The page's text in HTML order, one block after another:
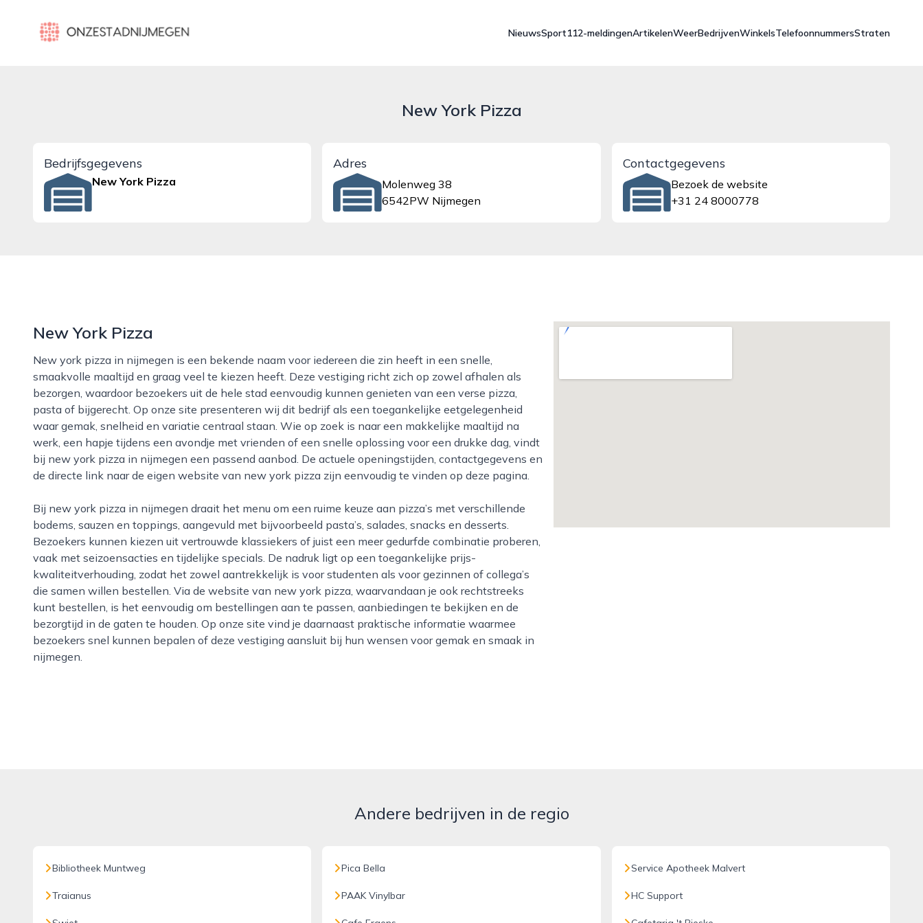
onzestadnijmegen.nl
NieuwsSport112-meldingenArtikelenWeerBedrijvenWinkelsTelefoonnummersStraten
New York Pizza
Bedrijfsgegevens
New York Pizza
Adres
Molenweg 38
6542PW Nijmegen
Contactgegevens
Bezoek de website
+31 24 8000778
New York Pizza
New york pizza in nijmegen is een bekende naam voor iedereen die zin heeft in een snelle,
smaakvolle maaltijd en graag veel te kiezen heeft. Deze vestiging richt zich op zowel afhalen als
bezorgen, waardoor bezoekers uit de hele stad eenvoudig kunnen genieten van een verse pizza,
pasta of bijgerecht. Op onze site presenteren wij dit bedrijf als een toegankelijke eetgelegenheid
waar gemak, snelheid en variatie centraal staan. Wie op zoek is naar een makkelijke maaltijd na
werk, een hapje tijdens een avondje met vrienden of een snelle oplossing voor een drukke dag, vindt
bij new york pizza in nijmegen een passend aanbod. De actuele openingstijden, contactgegevens en
de directe link naar de eigen website van new york pizza zijn eenvoudig te vinden op deze pagina.
Bij new york pizza in nijmegen draait het menu om een ruime keuze aan pizza’s met verschillende
bodems, sauzen en toppings, aangevuld met bijvoorbeeld pasta’s, salades, snacks en desserts.
Bezoekers kunnen kiezen uit vertrouwde klassiekers of juist een meer gedurfde combinatie proberen,
vaak met seizoensacties en tijdelijke specials. De nadruk ligt op een toegankelijke prijs-
kwaliteitverhouding, zodat het zowel aantrekkelijk is voor studenten als voor gezinnen of collega’s
die samen willen bestellen. Via de website van new york pizza, waarvandaan je ook rechtstreeks
kunt bestellen, is het eenvoudig om bestellingen aan te passen, aanbiedingen te bekijken en de
bezorgtijd in de gaten te houden. Op onze site vind je daarnaast praktische informatie waarmee
bezoekers snel kunnen bepalen of deze vestiging aansluit bij hun wensen voor gemak en smaak in
nijmegen.
Andere bedrijven in de regio
Bibliotheek Muntweg
Traianus
Pica Bella
PAAK Vinylbar
Service Apotheek Malvert
HC Support